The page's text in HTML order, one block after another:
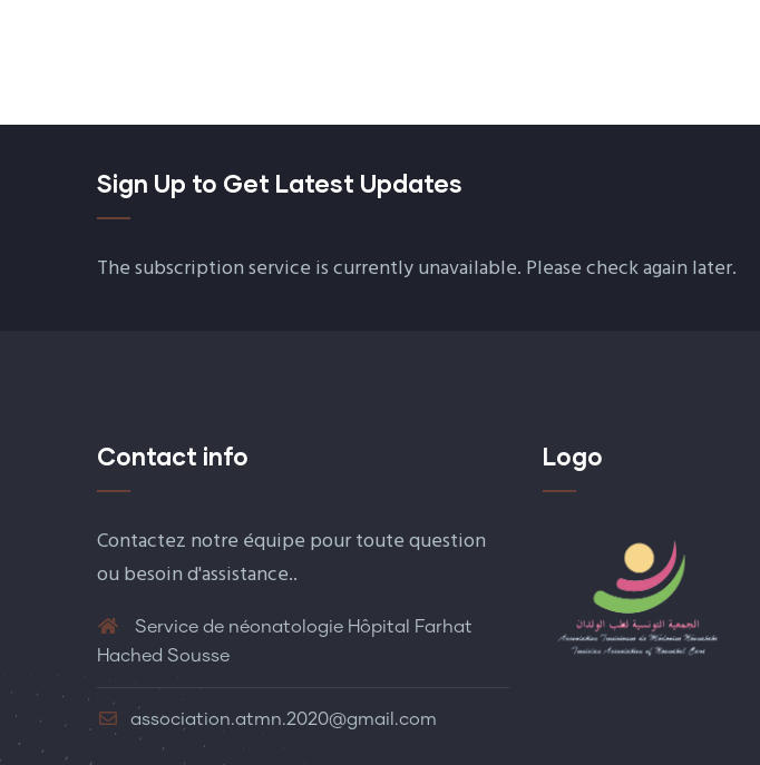
Sign Up to Get Latest Updates
The subscription service is currently unavailable. Please check again later.
Contact info
Contactez notre équipe pour toute question
ou besoin d'assistance..
Service de néonatologie Hôpital Farhat
Hached Sousse
association.atmn.2020@gmail.com
Logo